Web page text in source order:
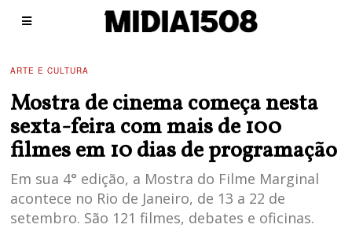
ARTE E CULTURA
Mostra de cinema começa nesta
sexta-feira com mais de 100
filmes em 10 dias de programação
Em sua 4° edição, a Mostra do Filme Marginal
acontece no Rio de Janeiro, de 13 a 22 de
setembro. São 121 filmes, debates e oficinas.